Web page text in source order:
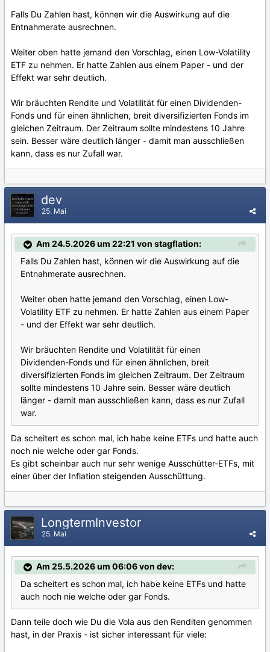
Falls Du Zahlen hast, können wir die Auswirkung auf die
Entnahmerate ausrechnen.
Weiter oben hatte jemand den Vorschlag, einen Low-Volatility
ETF zu nehmen. Er hatte Zahlen aus einem Paper - und der
Effekt war sehr deutlich.
Wir bräuchten Rendite und Volatilität für einen Dividenden-
Fonds und für einen ähnlichen, breit diversifizierten Fonds im
gleichen Zeitraum. Der Zeitraum sollte mindestens 10 Jahre
sein. Besser wäre deutlich länger - damit man ausschließen
kann, dass es nur Zufall war.
dev
25. Mai
Am 24.5.2026 um 22:21 von stagflation:
Falls Du Zahlen hast, können wir die Auswirkung auf die
Entnahmerate ausrechnen.
Weiter oben hatte jemand den Vorschlag, einen Low-
Volatility ETF zu nehmen. Er hatte Zahlen aus einem Paper
- und der Effekt war sehr deutlich.
Wir bräuchten Rendite und Volatilität für einen
Dividenden-Fonds und für einen ähnlichen, breit
diversifizierten Fonds im gleichen Zeitraum. Der Zeitraum
sollte mindestens 10 Jahre sein. Besser wäre deutlich
länger - damit man ausschließen kann, dass es nur Zufall
war.
Da scheitert es schon mal, ich habe keine ETFs und hatte auch
noch nie welche oder gar Fonds.
Es gibt scheinbar auch nur sehr wenige Ausschütter-ETFs, mit
einer über der Inflation steigenden Ausschüttung.
LongtermInvestor
25. Mai
Am 25.5.2026 um 06:06 von dev:
Da scheitert es schon mal, ich habe keine ETFs und hatte
auch noch nie welche oder gar Fonds.
Dann teile doch wie Du die Vola aus den Renditen genommen
hast, in der Praxis - ist sicher interessant für viele: